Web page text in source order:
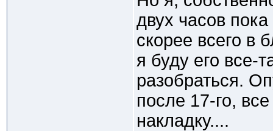
двух часов
скорее всего в
я буду его все-
разобраться.
после 17-го,
накладку....